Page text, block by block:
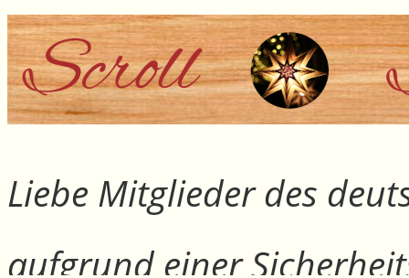
Liebe Mitglieder des
aufgrund einer